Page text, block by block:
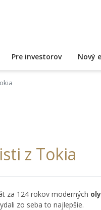
Pre investorov Nový
z Tokia
za 124 rokov moderných
zo seba to najlepšie.